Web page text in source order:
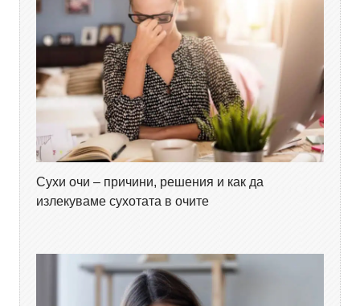
Сухи очи – причини, решения и как да
излекуваме сухотата в очите